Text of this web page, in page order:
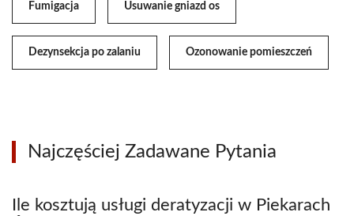
Fumigacja Usuwanie gniazd os
Dezynsekcja po zalaniu Ozonowanie pomieszczeń
Najczęściej Zadawane Pytania
Ile kosztują usługi deratyzacji w Piekarach